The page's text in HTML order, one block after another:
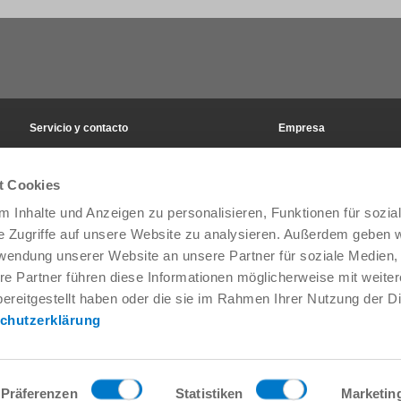
Cookies
Inhalte und Anzeigen zu personalisieren, Funktionen für
Zugriffe auf unsere Website zu analysieren. Außerdem geben
unserer Website an unsere Partner für soziale Medien,
Partner führen diese Informationen möglicherweise mit
haben oder die sie im Rahmen Ihrer Nutzung der
Präferenzen Statistiken
Servicio y contacto
Formulario de contacto
Preventa
Service
Suministro de datos / descargas
Cómo llegar
Empresa
Ferias y eventos
Gestión de la calidad,
Zimmer Group Awards
Condiciones generales
Contacto